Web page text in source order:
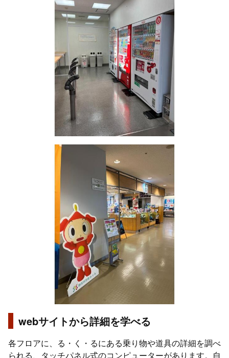
webサイトから詳細を学べる
各フロアに、る・く・るにある乗り物や道具の詳細を調べ
られる、タッチパネル式のコンピューターがあります。自